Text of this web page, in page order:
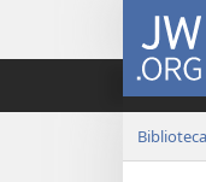
JW.ORG
Biblioteca